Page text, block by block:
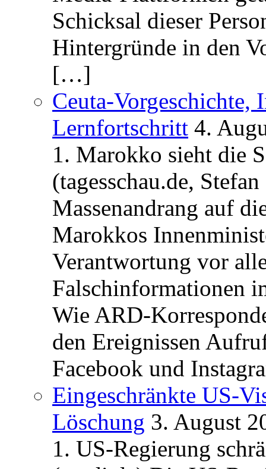
Schicksal dieser
Hintergründe in den
[…]
Ceuta-Vorgeschichte,
Lernfortschritt 4.
1. Marokko sieht die
(tagesschau.de,
Massenandrang auf
Marokkos
Verantwortung vor
Falschinformationen
Wie ARD-
den Ereignissen
Facebook und
Eingeschränkte US-
Löschung 3. August
1. US-Regierung